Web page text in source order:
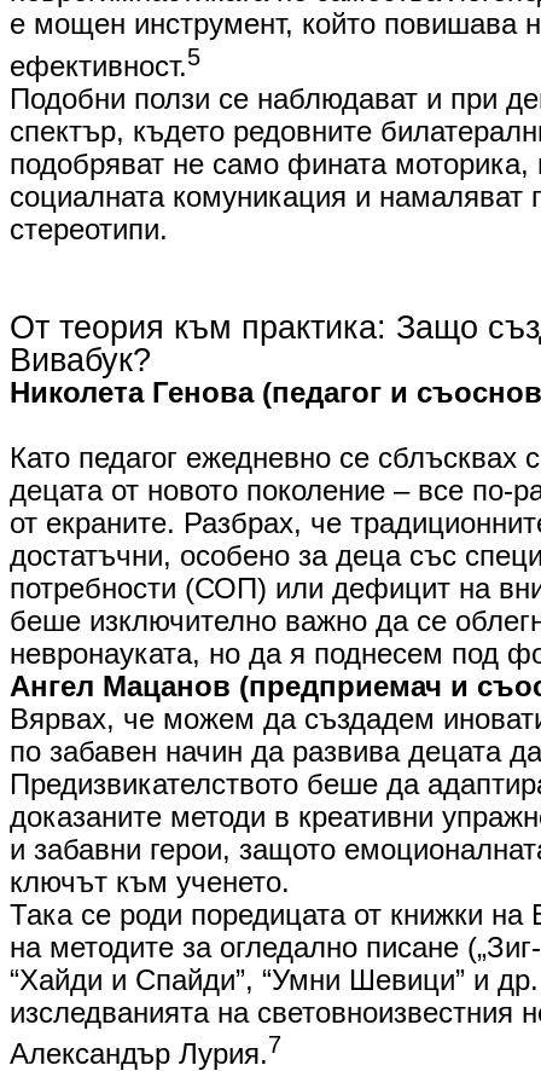
е мощен инструмент, който повишава
ефективност.5
​Подобни ползи се наблюдават и при
спектър, където редовните
подобряват не само фината моторика,
социалната комуникация и намаляват
стереотипи.
От теория към практика: Защо
Вивабук?
​Николета Генова (педагог и
Като педагог ежедневно се сблъсквах
децата от новото поколение – все по-
от екраните. Разбрах, че
достатъчни, особено за деца със
потребности (СОП) или дефицит на
беше изключително важно да се
невронауката, но да я поднесем под
​Ангел Мацанов (предприемач и
Вярвах, че можем да създадем
по забавен начин да развива децата
Предизвикателството беше да
доказаните методи в креативни
и забавни герои, защото
ключът към ученето.
​Така се роди поредицата от книжки на
на методите за огледално писане
“Хайди и Спайди”, “Умни Шевици” и
изследванията на световноизвестния
Александър Лурия.7